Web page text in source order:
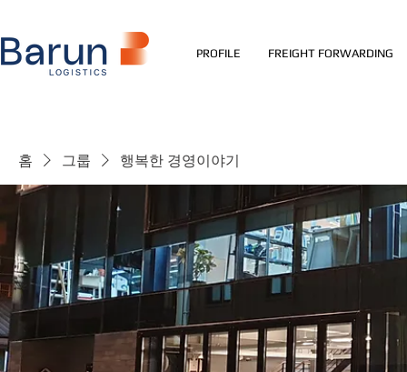
PROFILE FREIGHT FORWARDING
홈 그룹 행복한 경영이야기